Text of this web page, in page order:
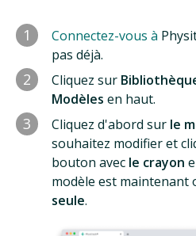
1 Connectez-vous à
pas déjà.
2 Cliquez sur
Modèles en haut.
3 Cliquez d'abord sur le
souhaitez modifier et
bouton avec le crayon
modèle est maintenant
seule.